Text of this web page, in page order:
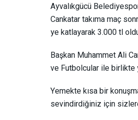
Ayvalıkgücü
Cankatar takıma maç
ye katlayarak 3.000 tl
Başkan Muhammet Ali
ve Futbolcular ile birlikte
Yemekte kısa bir
sevindirdiğiniz için